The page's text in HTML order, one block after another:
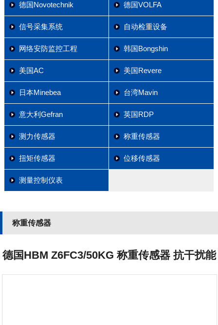
德国Novotechnik 德国VOLFA
信号采集系统 自动检重设备
网络安防监控工程 韩国Bongshin
美国AC 美国Revere
日本Minebea 台湾Mavin
意大利Gefran 英国RDP
测力传感器 称重传感器
扭矩传感器 位移传感器
测量控制仪表
称重传感器
德国HBM Z6FC3/50KG 称重传感器 抗干扰能